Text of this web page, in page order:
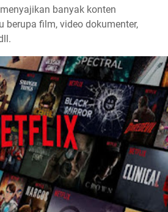
banyak konten
berupa film, video dokumenter,